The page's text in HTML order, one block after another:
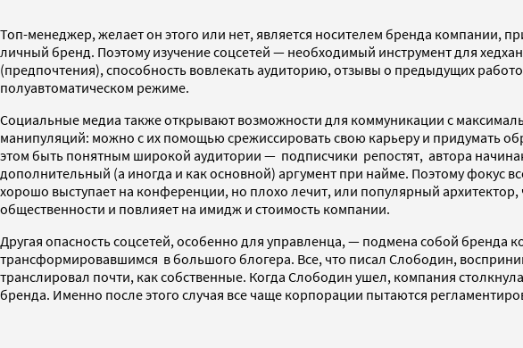
Топ-менеджер, желает он этого или нет, является носителем бренда компании,
личный бренд. Поэтому изучение соцсетей — необходимый инструмент для
(предпочтения), способность вовлекать аудиторию, отзывы о предыдущих
полуавтоматическом режиме.
Социальные медиа также открывают возможности для коммуникации с
манипуляций: можно с их помощью срежиссировать свою карьеру и придумать
этом быть понятным широкой аудитории — подписчики репостят, автора
дополнительный (а иногда и как основной) аргумент при найме. Поэтому фокус
хорошо выступает на конференции, но плохо лечит, или популярный
общественности и повлияет на имидж и стоимость компании.
Другая опасность соцсетей, особенно для управленца, — подмена собой
трансформировавшимся в большого блогера. Все, что писал Слободин,
транслировал почти, как собственные. Когда Слободин ушел, компания
бренда. Именно после этого случая все чаще корпорации пытаются